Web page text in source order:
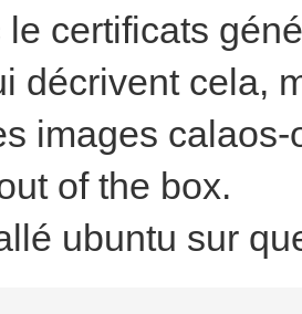
le certificats
décrivent cela,
images
of the box.
ubuntu sur